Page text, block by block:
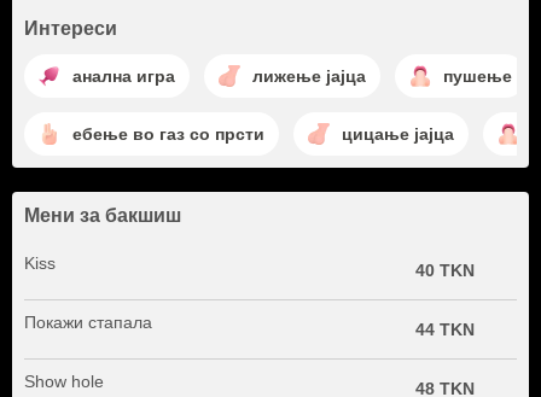
Интереси
анална игра лижење јајца пушење
ебење во газ со прсти цицање јајца
Мени за бакшиш
Kiss 40 TKN
Покажи стапала 44 TKN
Show hole 48 TKN